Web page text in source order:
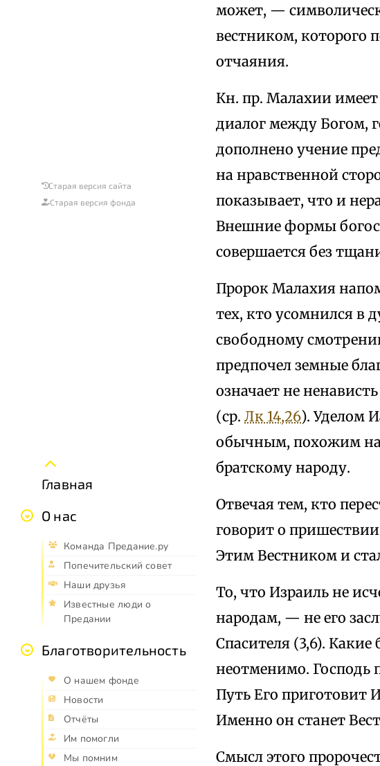
Старая версия сайта
Старая версия фонда
Главная
О нас
Команда Предание.ру
Попечительский совет
Наши друзья
Известные люди о
Предании
Благотворительность
О нашем фонде
Новости
Отчёты
Им помогли
Мы помним
может, —
вестником, которого
отчаяния.
Кн. пр. Малахии
диалог между Богом,
дополнено учение
на нравственной
показывает, что и
Внешние формы
совершается без
Пророк Малахия
тех, кто усомнился в
свободному
предпочел земные
означает не
(ср. Лк 14,26). Уделом
обычным, похожим на
братскому народу.
Отвечая тем, кто
говорит о
Этим Вестником и
То, что Израиль не
народам, — не его
Спасителя (3,6).
неотменимо. Господь
Путь Его приготовит
Именно он станет
Смысл этого